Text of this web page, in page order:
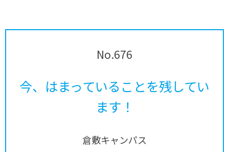
No.676
今、はまっていることを残してい
ます！
倉敷キャンパス